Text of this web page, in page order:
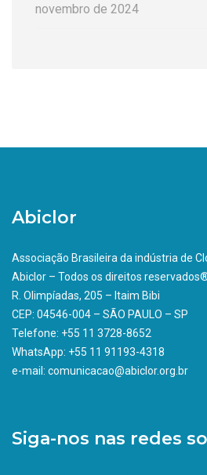
novembro de 2024
Abiclor
Associação Brasileira da indústria de
Abiclor – Todos os direitos
R. Olimpíadas, 205 – Itaim Bibi
CEP: 04546-004 – SÃO PAULO – SP
Telefone: +55 11 3728-8652
WhatsApp: +55 11 91193-4318
e-mail: comunicacao@abiclor.org.br
Siga-nos nas redes